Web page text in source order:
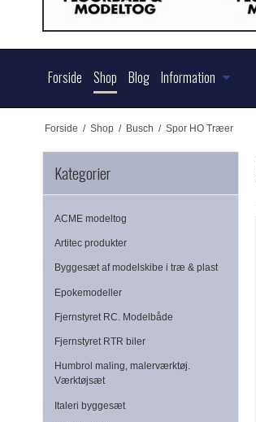
Forside Shop Blog Information
Forside / Shop / Busch / Spor HO Træer
Kategorier
ACME modeltog
Artitec produkter
Byggesæt af modelskibe i træ & plast
Epokemodeller
Fjernstyret RC. Modelbåde
Fjernstyret RTR biler
Humbrol maling, malerværktøj.
Værktøjsæt
Italeri byggesæt